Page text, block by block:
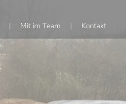
Mit im Team Kontakt